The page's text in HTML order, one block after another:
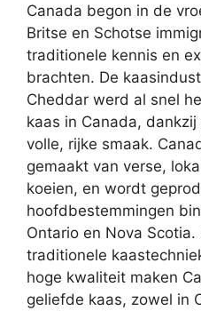
Canada begon in de
Britse en Schotse
traditionele kennis en
brachten. De
Cheddar werd al snel
kaas in Canada,
volle, rijke smaak.
gemaakt van verse,
koeien, en wordt
hoofdbestemmingen
Ontario en Nova
traditionele
hoge kwaliteit maken
geliefde kaas, zowel in